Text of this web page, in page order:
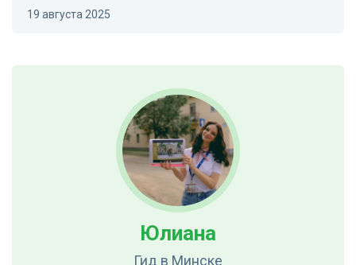
19 августа 2025
Юлиана
Гид в Минске